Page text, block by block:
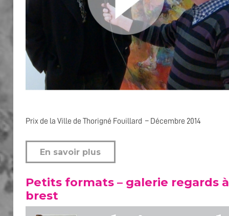
Prix de la Ville de Thorigné Fouillard – Décembre 2014
En savoir plus
Petits formats – galerie regards à
brest